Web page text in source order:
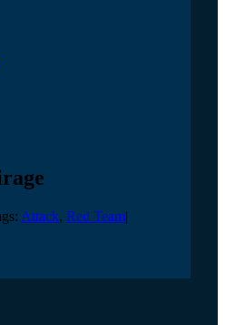
Attack, Red Team|